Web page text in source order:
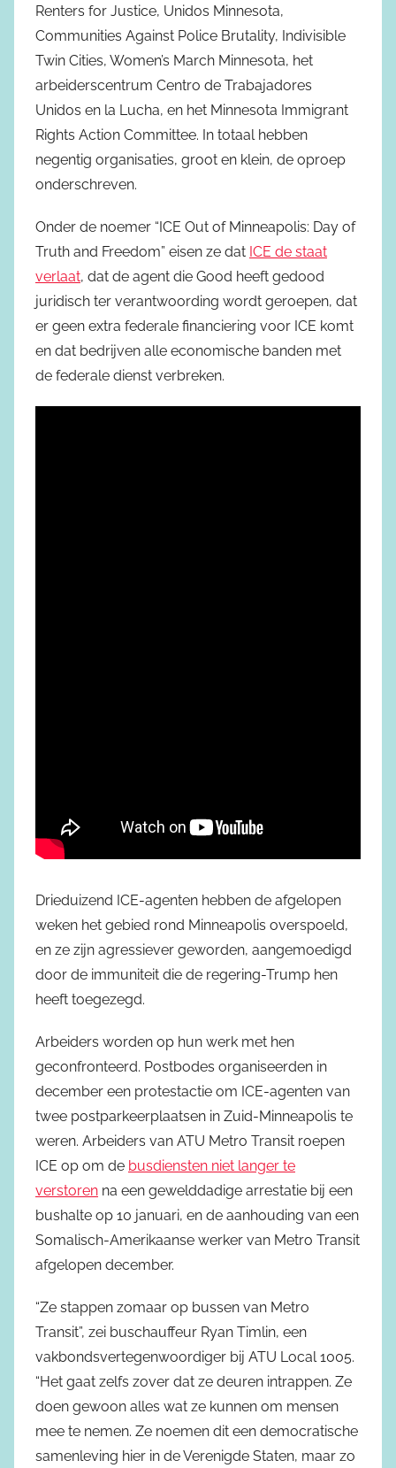
Renters for Justice, Unidos Minnesota,
Communities Against Police Brutality, Indivisible
Twin Cities, Women’s March Minnesota, het
arbeiderscentrum Centro de Trabajadores
Unidos en la Lucha, en het Minnesota Immigrant
Rights Action Committee. In totaal hebben
negentig organisaties, groot en klein, de oproep
onderschreven.
Onder de noemer “ICE Out of Minneapolis: Day of
Truth and Freedom” eisen ze dat ICE de staat
verlaat, dat de agent die Good heeft gedood
juridisch ter verantwoording wordt geroepen, dat
er geen extra federale financiering voor ICE komt
en dat bedrijven alle economische banden met
de federale dienst verbreken.
Drieduizend ICE-agenten hebben de afgelopen
weken het gebied rond Minneapolis overspoeld,
en ze zijn agressiever geworden, aangemoedigd
door de immuniteit die de regering-Trump hen
heeft toegezegd.
Arbeiders worden op hun werk met hen
geconfronteerd. Postbodes organiseerden in
december een protestactie om ICE-agenten van
twee postparkeerplaatsen in Zuid-Minneapolis te
weren. Arbeiders van ATU Metro Transit roepen
ICE op om de busdiensten niet langer te
verstoren na een gewelddadige arrestatie bij een
bushalte op 10 januari, en de aanhouding van een
Somalisch-Amerikaanse werker van Metro Transit
afgelopen december.
“Ze stappen zomaar op bussen van Metro
Transit”, zei buschauffeur Ryan Timlin, een
vakbondsvertegenwoordiger bij ATU Local 1005.
“Het gaat zelfs zover dat ze deuren intrappen. Ze
doen gewoon alles wat ze kunnen om mensen
mee te nemen. Ze noemen dit een democratische
samenleving hier in de Verenigde Staten, maar zo